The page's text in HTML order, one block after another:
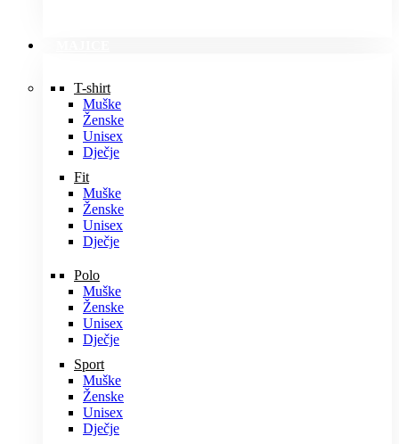
T-shirt
Muške
Ženske
Unisex
Dječje
Fit
Muške
Ženske
Unisex
Dječje
Polo
Muške
Ženske
Unisex
Dječje
Sport
Muške
Ženske
Unisex
Dječje